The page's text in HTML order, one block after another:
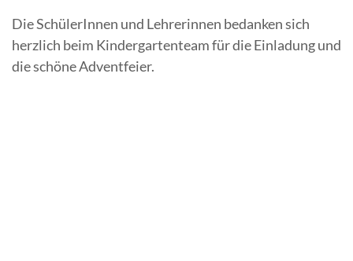
Die SchülerInnen und Lehrerinnen bedanken sich
herzlich beim Kindergartenteam für die Einladung und
die schöne Adventfeier.